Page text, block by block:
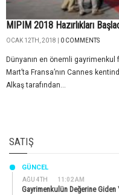
MIPIM 2018 Hazırlıkları
OCAK 12TH, 2018 | 0 COMMENTS
Dünyanın en önemli gayrimenkul
Mart’ta Fransa’nın Cannes
Alkaş tarafından...
SATIŞ
AĞU 4TH 11:02 AM
GÜNCEL
Gayrimenkulün Değerine